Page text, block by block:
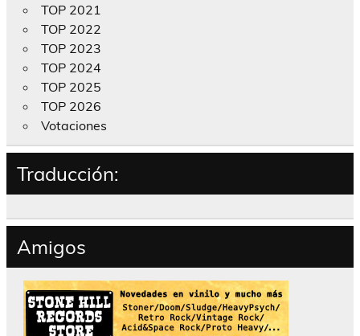
TOP 2021
TOP 2022
TOP 2023
TOP 2024
TOP 2025
TOP 2026
Votaciones
Traducción:
Amigos